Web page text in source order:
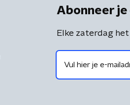
Abonneer
Elke zaterdag het